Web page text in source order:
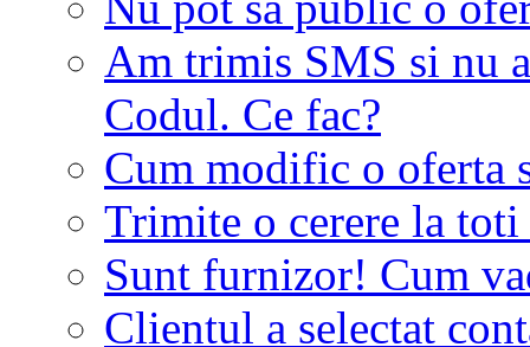
Am trimis SMS si nu
Codul. Ce fac?
Cum modific o oferta
Trimite o cerere la
Sunt furnizor! Cum
Clientul a selectat